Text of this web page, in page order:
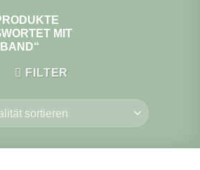
MIT
FILTER